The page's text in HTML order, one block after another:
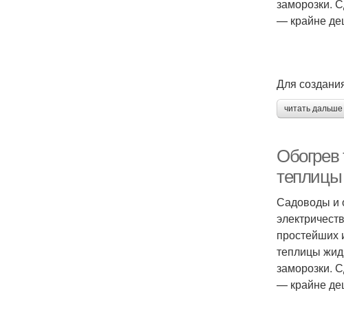
заморозки.
— крайне
Для
читать
Садоводы и
простейших
теплицы
заморозки.
— крайне